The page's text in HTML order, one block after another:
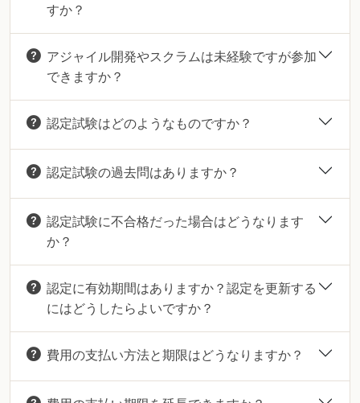
すか？
アジャイル開発やスクラムは未経験ですが参加
できますか？
認定試験はどのようなものですか？
認定試験の過去問はありますか？
認定試験に不合格だった場合はどうなります
か？
認定に有効期間はありますか？認定を更新する
にはどうしたらよいですか？
費用の支払い方法と期限はどうなりますか？